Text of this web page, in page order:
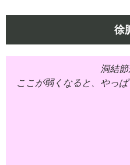
徐
洞結
ここが弱くなると、やっ